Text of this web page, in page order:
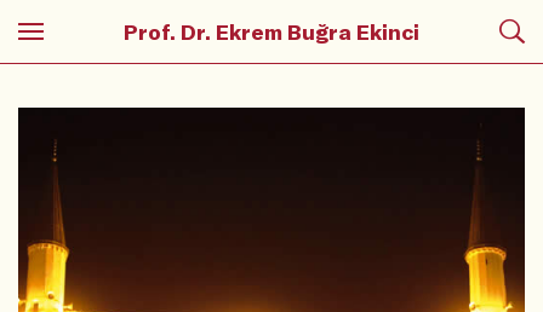
Prof. Dr. Ekrem Buğra Ekinci